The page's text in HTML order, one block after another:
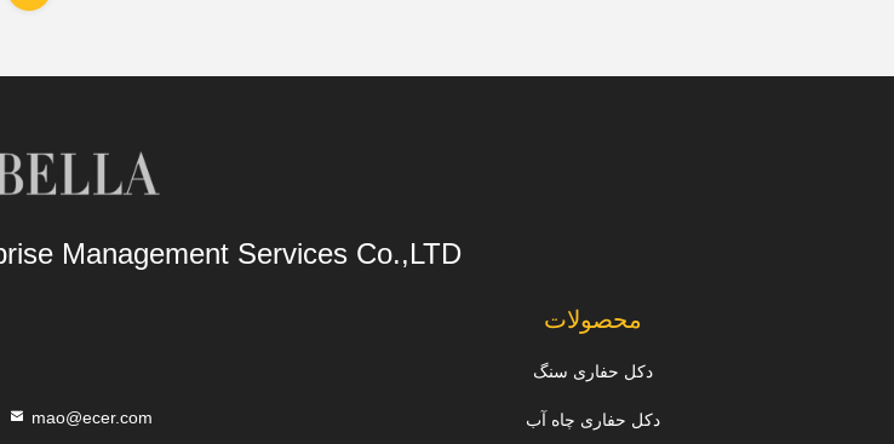
Management Services Co.,LTD
محصولات
دکل حفاری سنگ
دکل حفاری چاه آب mao@ecer.com